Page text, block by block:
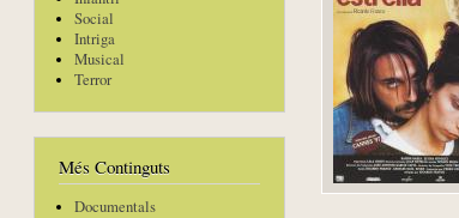
Social
Intriga
Musical
Terror
Més Continguts
Documentals